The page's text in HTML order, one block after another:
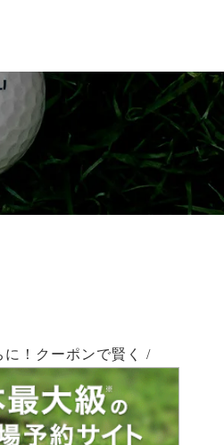
に！クーポンで賢く /